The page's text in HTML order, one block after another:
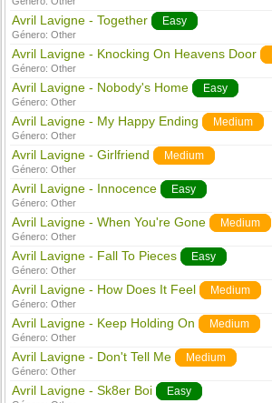
Avril Lavigne - Together Easy
Género:Other
Avril Lavigne - Knocking On Heavens Door
Género:Other
Avril Lavigne - Nobody's Home Easy
Género:Other
Avril Lavigne - My Happy Ending Medium
Género:Other
Avril Lavigne - Girlfriend Medium
Género:Other
Avril Lavigne - Innocence Easy
Género:Other
Avril Lavigne - When You're Gone Medium
Género:Other
Avril Lavigne - Fall To Pieces Easy
Género:Other
Avril Lavigne - How Does It Feel Medium
Género:Other
Avril Lavigne - Keep Holding On Medium
Género:Other
Avril Lavigne - Don't Tell Me Medium
Género:Other
Avril Lavigne - Sk8er Boi Easy